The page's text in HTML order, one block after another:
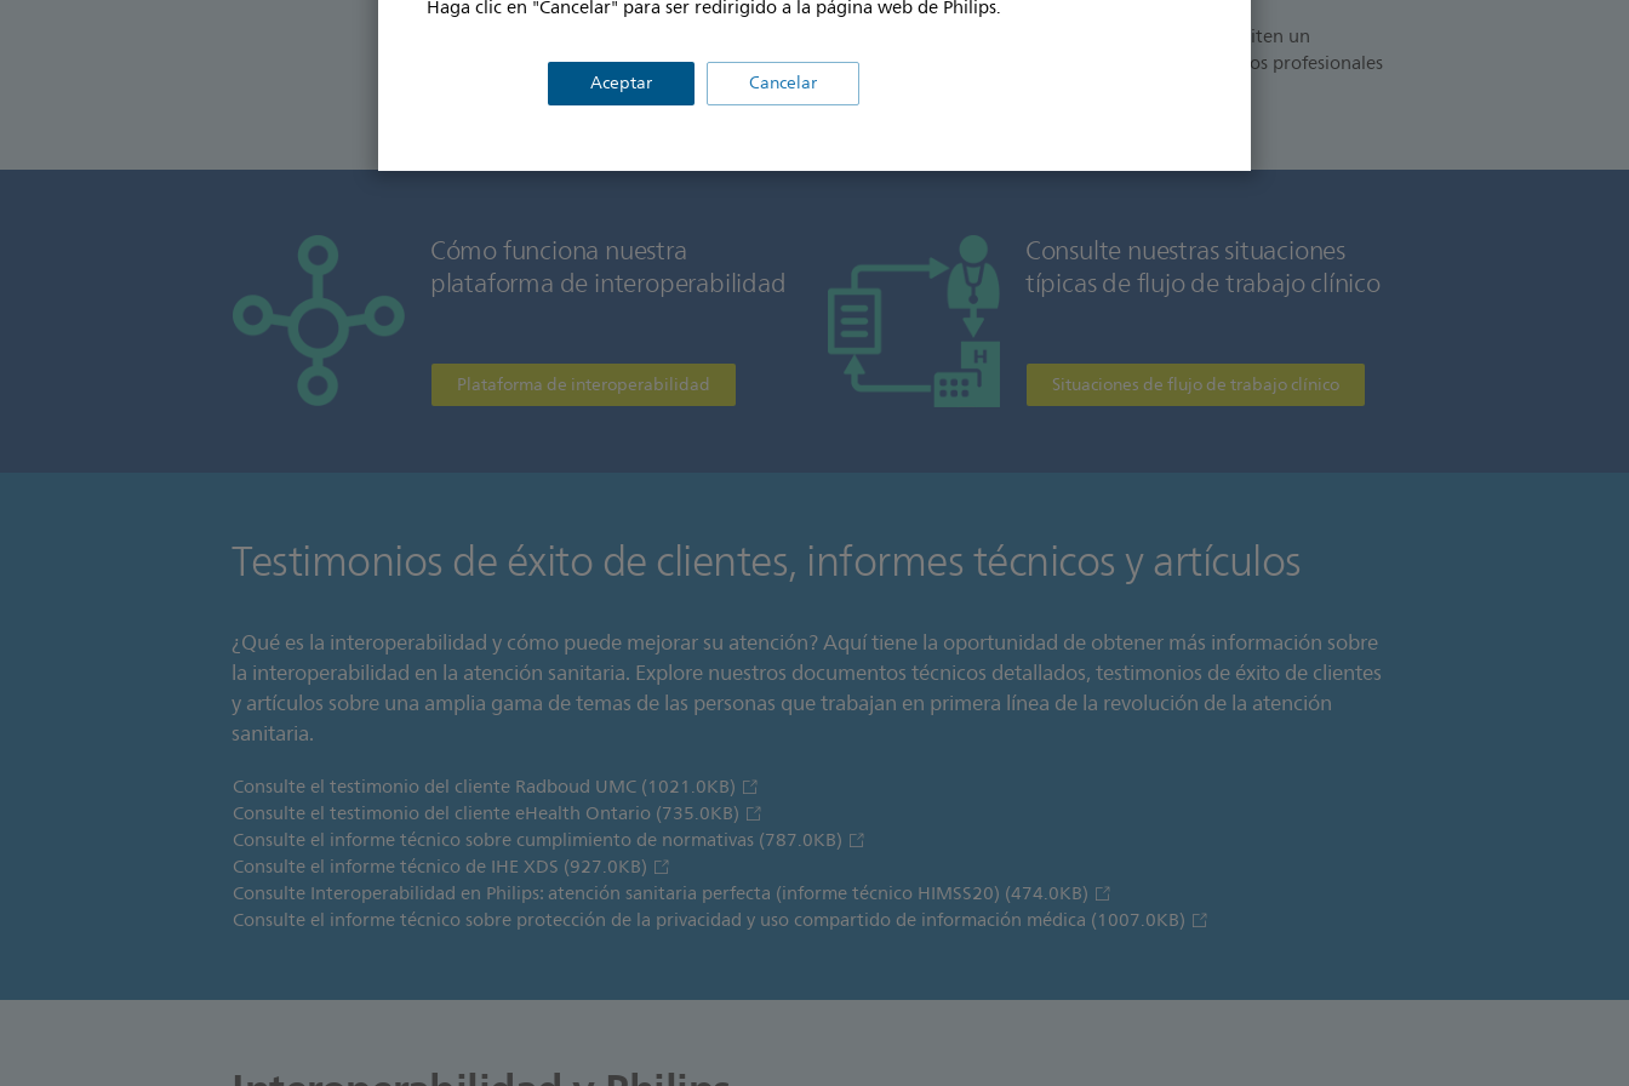
Haga clic en "Cancelar" para ser redirigido a la página web de Philips.
Aceptar Cancelar
Las soluciones de interoperabilidad de Philips permiten un
intercambio perfecto de información clínica entre los profesionales
Cómo funciona nuestra
plataforma de interoperabilidad
Plataforma de interoperabilidad
Consulte nuestras situaciones
típicas de flujo de trabajo clínico
Situaciones de flujo de trabajo clínico
Testimonios de éxito de clientes, informes técnicos y artículos
¿Qué es la interoperabilidad y cómo puede mejorar su atención? Aquí tiene la oportunidad de obtener más información sobre
la interoperabilidad en la atención sanitaria. Explore nuestros documentos técnicos detallados, testimonios de éxito de clientes
y artículos sobre una amplia gama de temas de las personas que trabajan en primera línea de la revolución de la atención
sanitaria.
Consulte el testimonio del cliente Radboud UMC (1021.0KB)
Consulte el testimonio del cliente eHealth Ontario (735.0KB)
Consulte el informe técnico sobre cumplimiento de normativas (787.0KB)
Consulte el informe técnico de IHE XDS (927.0KB)
Consulte Interoperabilidad en Philips: atención sanitaria perfecta (informe técnico HIMSS20) (474.0KB)
Consulte el informe técnico sobre protección de la privacidad y uso compartido de información médica (1007.0KB)